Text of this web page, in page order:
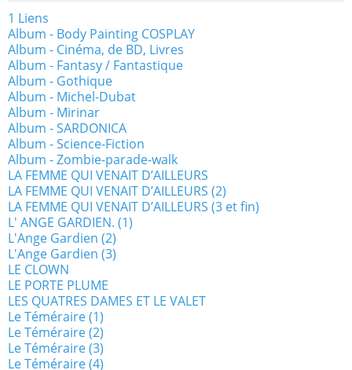
1 Liens
Album - Body Painting COSPLAY
Album - Cinéma, de BD, Livres
Album - Fantasy / Fantastique
Album - Gothique
Album - Michel-Dubat
Album - Mirinar
Album - SARDONICA
Album - Science-Fiction
Album - Zombie-parade-walk
LA FEMME QUI VENAIT D’AILLEURS
LA FEMME QUI VENAIT D’AILLEURS (2)
LA FEMME QUI VENAIT D’AILLEURS (3 et fin)
L' ANGE GARDIEN. (1)
L'Ange Gardien (2)
L'Ange Gardien (3)
LE CLOWN
LE PORTE PLUME
LES QUATRES DAMES ET LE VALET
Le Téméraire (1)
Le Téméraire (2)
Le Téméraire (3)
Le Téméraire (4)